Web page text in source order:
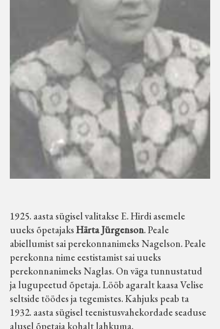
1925. aasta sügisel valitakse E. Hirdi asemele
uueks õpetajaksHärta Jürgenson. Peale
abiellumist sai perekonnanimeks Nagelson. Peale
perekonna nime eestistamist sai uueks
perekonnanimeks Naglas. On väga tunnustatud
ja lugupeetud õpetaja. Lööb agaralt kaasa Velise
seltside töödes ja tegemistes. Kahjuks peab ta
1932. aasta sügisel teenistusvahekordade seaduse
alusel õpetaja kohalt lahkuma.